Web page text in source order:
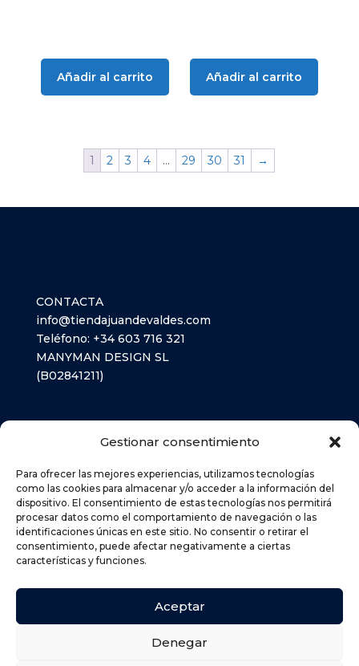
Gestionar consentimiento
Para ofrecer las mejores experiencias, utilizamos tecnologías
como las cookies para almacenar y/o acceder a la información del
dispositivo. El consentimiento de estas tecnologías nos permitirá
procesar datos como el comportamiento de navegación o las
identificaciones únicas en este sitio. No consentir o retirar el
consentimiento, puede afectar negativamente a ciertas
características y funciones.
Aceptar
Denegar
Añadir al carrito Añadir al carrito
1 2 3 4 … 29 30 31 →
CONTACTA
info@tiendajuandevaldes.com
Teléfono: +34 603 716 321
MANYMAN DESIGN SL
(B02841211)
MATERIAL ESCOLAR
AVISO LEGAL
POLÍTICA DE PRIVACIDAD
POLÍTICA DE COOKIES (UE)
POLÍTICA DE ENVÍOS